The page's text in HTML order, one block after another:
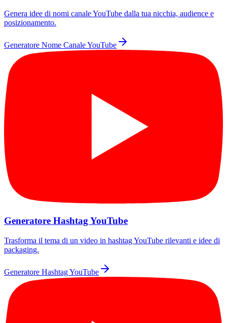
Genera idee di nomi canale YouTube dalla tua nicchia, audience e
posizionamento.
Generatore Nome Canale YouTube
Generatore Hashtag YouTube
Trasforma il tema di un video in hashtag YouTube rilevanti e idee di
packaging.
Generatore Hashtag YouTube